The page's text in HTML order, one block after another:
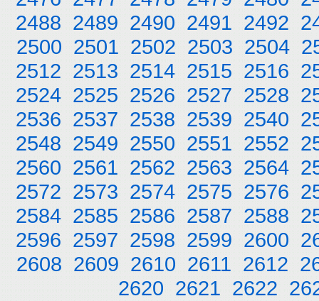
2488 2489 2490 2491 2492
2500 2501 2502 2503 2504
2512 2513 2514 2515 2516
2524 2525 2526 2527 2528
2536 2537 2538 2539 2540
2548 2549 2550 2551 2552
2560 2561 2562 2563 2564
2572 2573 2574 2575 2576
2584 2585 2586 2587 2588
2596 2597 2598 2599 2600
2608 2609 2610 2611 2612
2620 2621 2622